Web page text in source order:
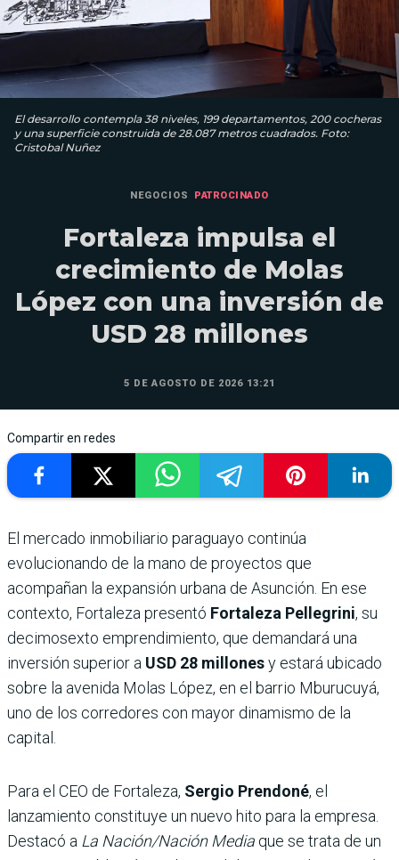
El desarrollo contempla 38 niveles, 199 departamentos, 200 cocheras
y una superficie construida de 28.087 metros cuadrados. Foto:
Cristobal Nuñez
NEGOCIOS PATROCINADO
Fortaleza impulsa el
crecimiento de Molas
López con una inversión de
USD 28 millones
5 DE AGOSTO DE 2026 13:21
Compartir en redes
El mercado inmobiliario paraguayo continúa
evolucionando de la mano de proyectos que
acompañan la expansión urbana de Asunción. En ese
contexto, Fortaleza presentó Fortaleza Pellegrini, su
decimosexto emprendimiento, que demandará una
inversión superior a USD 28 millonesy estará ubicado
sobre la avenida Molas López, en el barrio Mburucuyá,
uno de los corredores con mayor dinamismo de la
capital.
Para el CEO de Fortaleza, Sergio Prendoné, el
lanzamiento constituye un nuevo hito para la empresa.
Destacó a La Nación/Nación Media que se trata de un